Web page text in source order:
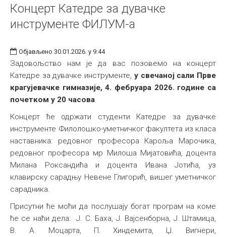
Концерт Катедре за дувачке
инструменте ФИЛУМ-а
Објављено 30.01.2026. у 9:44
Задовољство нам је да вас позовемо на концерт
Катедре за дувачке инструменте, у свечаној сали Прве
крагујевачке гимназије, 4. фебруара 2026. године са
почетком у 20 часова.
Концерт ће одржати студенти Катедре за дувачке
инструменте Филолошко-уметничког факултета из класа
наставника: редовног професора Кароља Марочика,
редовног професора мр Милоша Мијатовића, доцента
Милана Роксандића и доцента Ивана Јотића, уз
клавирску сарадњу Невене Глигорић, вишег уметничког
сарадника.
Присутни ће моћи да послушају богат програм на коме
ће се наћи дела: Ј. С. Баха, Ј. Вајсенборна, Ј. Штамица,
В. А. Моцарта, П. Хиндемита, Џ. Вигнери,